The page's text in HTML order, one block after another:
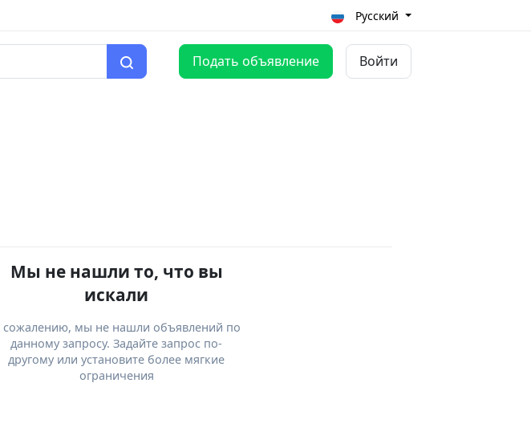
Русский
Подать объявление Войти
Мы не нашли то, что вы
искали
сожалению, мы не нашли объявлений по
данному запросу. Задайте запрос по-
другому или установите более мягкие
ограничения